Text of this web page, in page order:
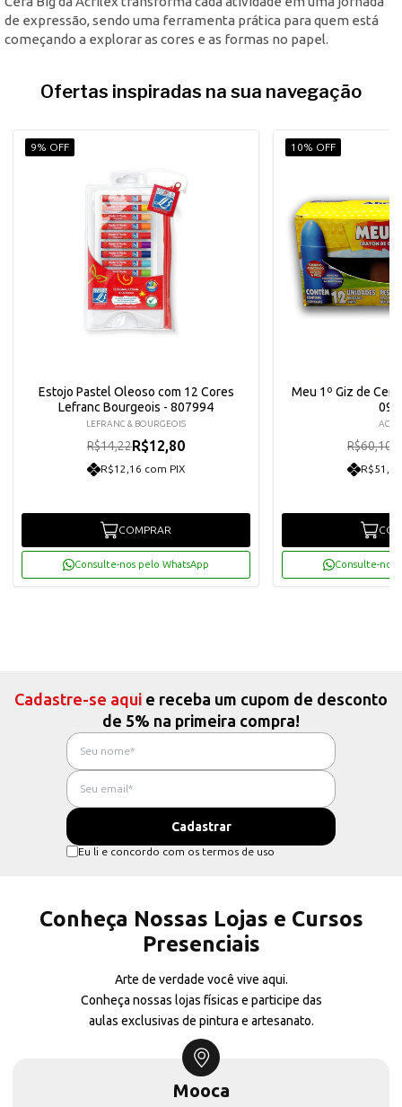
de expressão, sendo uma ferramenta prática para quem está
começando a explorar as cores e as formas no papel.
Ofertas inspiradas na sua navegação
9% OFF
Estojo Pastel Oleoso com 12 Cores
Lefranc Bourgeois - 807994
LEFRANC & BOURGEOIS
R$14,22R$12,80
R$12,16 com PIX
COMPRAR
Consulte-nos pelo WhatsApp
10% OFF
Meu 1º Giz de
R$60,10
Consulte-nos
Cadastre-se aqui e receba um cupom de desconto
de 5% na primeira compra!
Eu li e concordo com os termos de uso
Conheça Nossas Lojas e Cursos
Presenciais
Arte de verdade você vive aqui.
Conheça nossas lojas físicas e participe das
aulas exclusivas de pintura e artesanato.
Mooca